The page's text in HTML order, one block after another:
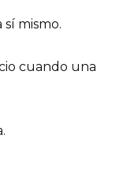
sí mismo.
cuando una